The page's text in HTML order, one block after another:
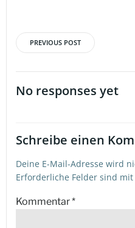
PREVIOUS POST
No responses yet
Schreibe einen
Deine E-Mail-Adresse wird
Erforderliche Felder sind mit
Kommentar*